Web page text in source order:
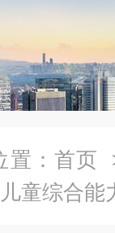
： 首页
儿童综合能